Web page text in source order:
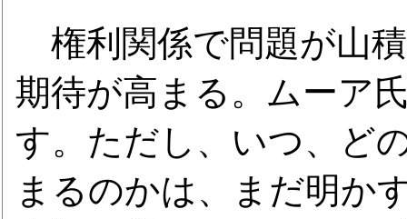
権利関係で問題が山
期待が高まる。ムーア
す。ただし、いつ、ど
まるのかは、まだ明か